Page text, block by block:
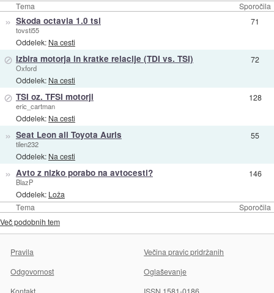
Tema Sporočila
Tema Sporočila
» Skoda octavia 1.0 tsi
tovsti55
Oddelek: Na cesti
71
⊘ Izbira motorja in kratke relacije (TDI vs. TSI)
Oxford
Oddelek: Na cesti
72
⊘ TSI oz. TFSI motorji
eric_cartman
Oddelek: Na cesti
128
» Seat Leon ali Toyota Auris
tilen232
Oddelek: Na cesti
55
» Avto z nizko porabo na avtocesti?
BlazP
Oddelek: Loža
146
Več podobnih tem
Pravila
Večina pravic pridržanih
Odgovornost
Oglaševanje
Kontakt
ISSN 1581-0186